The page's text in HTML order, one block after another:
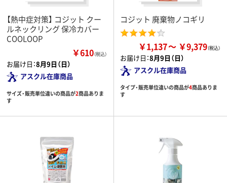
【熱中症対策】 コジット クー
ルネックリング 保冷カバー
COOLOOP
￥610（税込）
お届け日：8月9日（日）
アスクル在庫商品
サイズ・販売単位違いの商品が2商品ありま
す
コジット 廃棄物ノコギリ
￥1,137 ￥9,379
お届け日：8月9日（日）
アスクル在庫商品
タイプ・販売単位違いの商品が4商品ありま
す